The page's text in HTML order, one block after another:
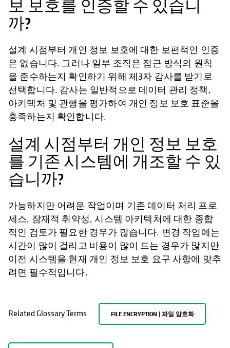
보 보호를 인증할 수 있습니
까?
설계 시점부터 개인 정보 보호에 대한 보편적인 인증
은 없습니다. 그러나 일부 조직은 접근 방식의 원칙
을 준수하는지 확인하기 위해 제3자 감사를 받기로
선택합니다. 감사는 일반적으로 데이터 관리 정책,
아키텍처 및 관행을 평가하여 개인 정보 보호 표준을
충족하는지 확인합니다.
설계 시점부터 개인 정보 보호
를 기존 시스템에 개조할 수 있
습니까?
가능하지만 어려운 작업이며 기존 데이터 처리 프로
세스, 잠재적 취약성, 시스템 아키텍처에 대한 종합
적인 검토가 필요한 경우가 많습니다. 변경 작업에는
시간이 많이 걸리고 비용이 많이 드는 경우가 많지만
이전 시스템을 현재 개인 정보 보호 요구 사항에 맞추
려면 필수적입니다.
Related Glossary Terms FILE ENCRYPTION | 파일 암호화